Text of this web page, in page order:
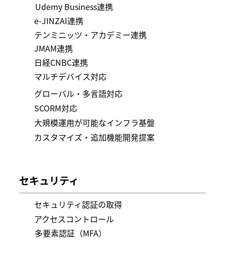
Udemy Business連携
e-JINZAI連携
テンミニッツ・アカデミー連携
JMAM連携
日経CNBC連携
マルチデバイス対応
グローバル・多言語対応
SCORM対応
大規模運用が可能なインフラ基盤
カスタマイズ・追加機能開発提案
セキュリティ
セキュリティ認証の取得
アクセスコントロール
​多要素認証（MFA）